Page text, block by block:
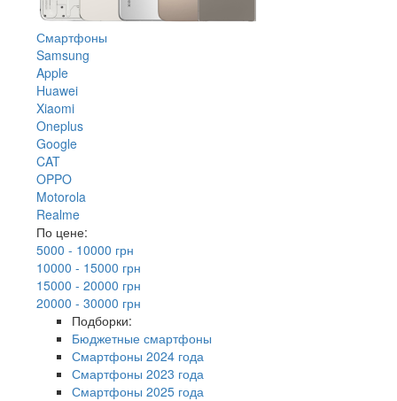
Смартфоны
Samsung
Apple
Huawei
Xiaomi
Oneplus
Google
CAT
OPPO
Motorola
Realme
По цене:
5000 - 10000 грн
10000 - 15000 грн
15000 - 20000 грн
20000 - 30000 грн
Подборки:
Бюджетные смартфоны
Смартфоны 2024 года
Смартфоны 2023 года
Смартфоны 2025 года